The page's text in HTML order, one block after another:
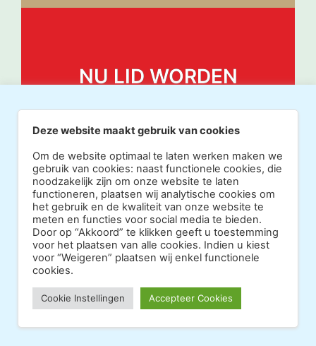
NU LID WORDEN
Vormgeving Hoenenenvandooren
· ·
Deze website maakt gebruik van cookies
Om de website optimaal te laten werken maken we
gebruik van cookies: naast functionele cookies, die
noodzakelijk zijn om onze website te laten
functioneren, plaatsen wij analytische cookies om
het gebruik en de kwaliteit van onze website te
meten en functies voor social media te bieden.
Door op “Akkoord” te klikken geeft u toestemming
voor het plaatsen van alle cookies. Indien u kiest
voor “Weigeren” plaatsen wij enkel functionele
cookies.
Cookie Instellingen Accepteer Cookies